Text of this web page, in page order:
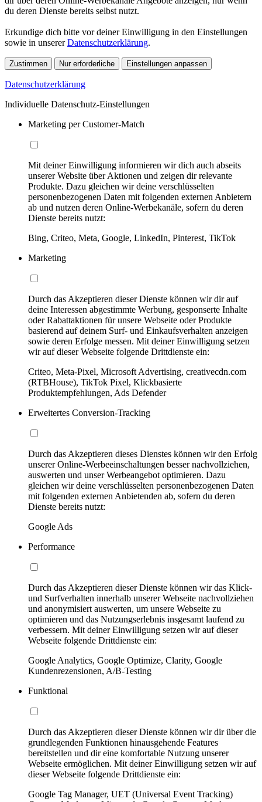
du deren Dienste bereits selbst nutzt.
Erkundige dich bitte vor deiner Einwilligung in den Einstellungen
sowie in unsererDatenschutzerklärung.
Zustimmen Nur erforderliche Einstellungen anpassen
Datenschutzerklärung
Individuelle Datenschutz-Einstellungen
Marketing per Customer-Match
Mit deiner Einwilligung informieren wir dich auch abseits
unserer Website über Aktionen und zeigen dir relevante
Produkte. Dazu gleichen wir deine verschlüsselten
personenbezogenen Daten mit folgenden externen Anbietern
ab und nutzen deren Online-Werbekanäle, sofern du deren
Dienste bereits nutzt:
Bing, Criteo, Meta, Google, LinkedIn, Pinterest, TikTok
Marketing
Durch das Akzeptieren dieser Dienste können wir dir auf
deine Interessen abgestimmte Werbung, gesponserte Inhalte
oder Rabattaktionen für unsere Webseite oder Produkte
basierend auf deinem Surf- und Einkaufsverhalten anzeigen
sowie deren Erfolge messen. Mit deiner Einwilligung setzen
wir auf dieser Webseite folgende Drittdienste ein:
Criteo, Meta-Pixel, Microsoft Advertising, creativecdn.com
(RTBHouse), TikTok Pixel, Klickbasierte
Produktempfehlungen, Ads Defender
Erweitertes Conversion-Tracking
Durch das Akzeptieren dieses Dienstes können wir den Erfolg
unserer Online-Werbeeinschaltungen besser nachvollziehen,
auswerten und unser Werbeangebot optimieren. Dazu
gleichen wir deine verschlüsselten personenbezogenen Daten
mit folgenden externen Anbietenden ab, sofern du deren
Dienste bereits nutzt:
Google Ads
Performance
Durch das Akzeptieren dieser Dienste können wir das Klick-
und Surfverhalten innerhalb unserer Webseite nachvollziehen
und anonymisiert auswerten, um unsere Webseite zu
optimieren und das Nutzungserlebnis insgesamt laufend zu
verbessern. Mit deiner Einwilligung setzen wir auf dieser
Webseite folgende Drittdienste ein:
Google Analytics, Google Optimize, Clarity, Google
Kundenrezensionen, A/B-Testing
Funktional
Durch das Akzeptieren dieser Dienste können wir dir über die
grundlegenden Funktionen hinausgehende Features
bereitstellen und dir eine komfortable Nutzung unserer
Webseite ermöglichen. Mit deiner Einwilligung setzen wir auf
dieser Webseite folgende Drittdienste ein:
Google Tag Manager, UET (Universal Event Tracking)